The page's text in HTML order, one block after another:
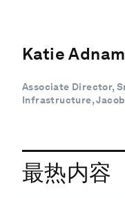
Katie
Associate Director,
Infrastructure,
最热内容